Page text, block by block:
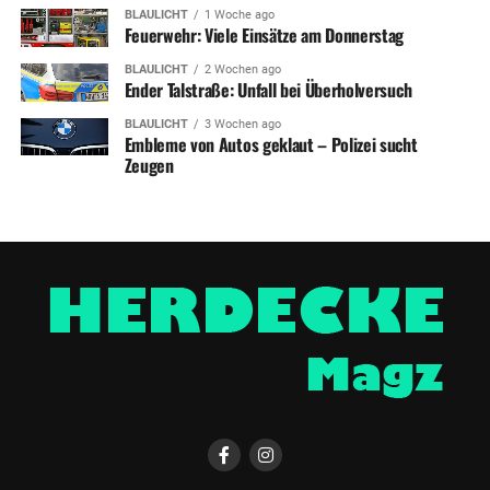
BLAULICHT 1 Woche ago
Feuerwehr: Viele Einsätze am Donnerstag
BLAULICHT 2 Wochen ago
Ender Talstraße: Unfall bei Überholversuch
BLAULICHT 3 Wochen ago
Embleme von Autos geklaut – Polizei sucht
Zeugen